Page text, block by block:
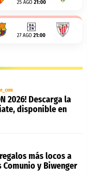
25 AGO 21:00
27 AGO 21:00
2026! Descarga la
disponible en
más locos a
Comunio y Biwenger